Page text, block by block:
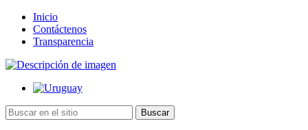
Inicio
Contáctenos
Transparencia